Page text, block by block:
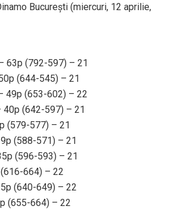
București (miercuri, 12 aprilie,
63p (792-597) – 21
(644-545) – 21
49p (653-602) – 22
40p (642-597) – 21
(579-577) – 21
(588-571) – 21
(596-593) – 21
664) – 22
(640-649) – 22
(655-664) – 22